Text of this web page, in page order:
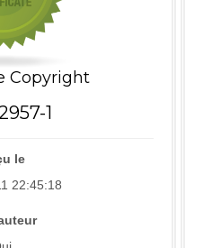
Copyright
1
le
22:45:18